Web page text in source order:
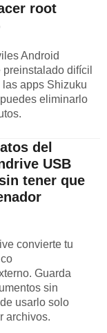
root
Android
difícil
las apps Shizuku
eliminarlo
del
USB
tener que
convierte tu
Guarda
sin
usarlo solo
archivos.